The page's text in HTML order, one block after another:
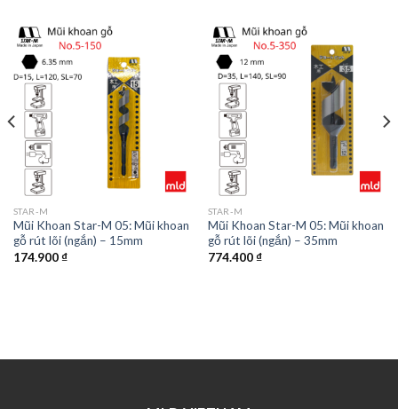
STAR-M
Mũi Khoan Star-M 05: Mũi khoan
gỗ rút lõi (ngắn) – 15mm
174.900₫
STAR-M
Mũi Khoan Star-M 05: Mũi khoan
gỗ rút lõi (ngắn) – 35mm
774.400₫